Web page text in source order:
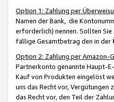
Option 1: Zahlung per
Namen der Bank, die
erforderlich) nennen. Sollten Sie
fällige Gesamtbetrag den in der
Option 2: Zahlung per Amazon-
Partnerkonto genannte Haupt-
Kauf von Produkten eingelöst
uns das Recht vor,
das Recht vor, den Teil der